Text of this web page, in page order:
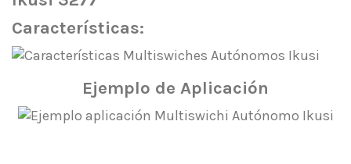
Características:
Ejemplo de Aplicación